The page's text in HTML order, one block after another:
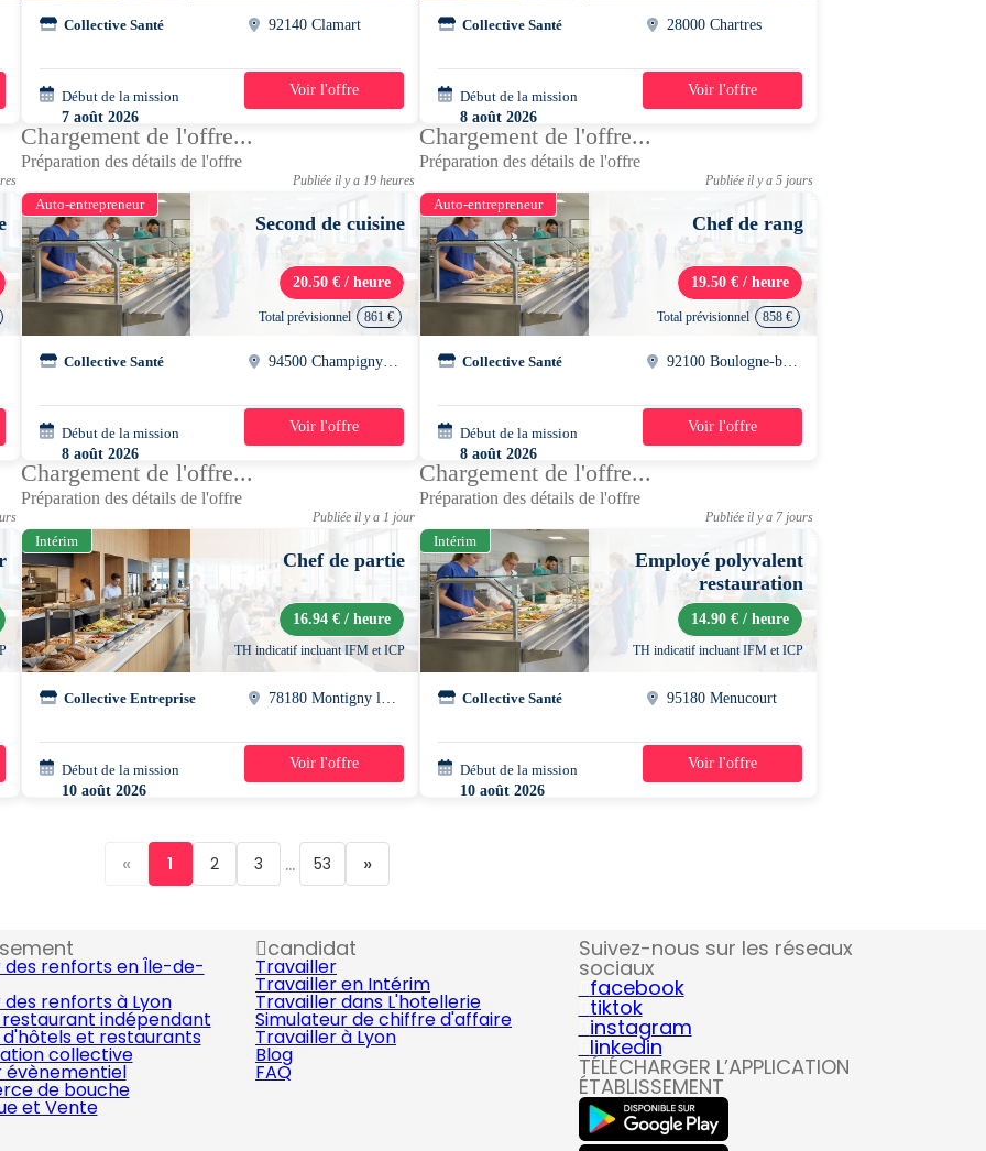
Collective Santé 92140 Clamart
Début de la mission
7 août 2026
11h00 - 20h00
1 jour
Voir l'offre
Collective Santé 28000 Chartres
Début de la mission
8 août 2026
07h00 - 14h30
2 jours
Voir l'offre
Chargement de l'offre...
Préparation des détails de l'offre
Publiée il y a 19 heures
Auto-entrepreneur
Second de cuisine
20.50 € / heure
Total prévisionnel 861 €
Collective Santé
Début de la mission
8 août 2026
07h30 - 18h00
3 semaines
Voir l'offre
Chargement de l'offre...
Préparation des détails de l'offre
Publiée il y a 5 jours
Auto-entrepreneur
Chef de rang
19.50 € / heure
Total prévisionnel 858 €
Collective Santé
Début de la mission
8 août 2026
09h30 - 15h30
1 mois
Voir l'offre
Chargement de l'offre...
Préparation des détails de l'offre
Publiée il y a 1 jour
Intérim
Chef de partie
16.94 € / heure
TH indicatif incluant IFM et ICP
Collective Entreprise
Début de la mission
10 août 2026
4 jours
Voir l'offre
Chargement de l'offre...
Préparation des détails de l'offre
Publiée il y a 7 jours
Intérim
Employé polyvalent
restauration
14.90 € / heure
TH indicatif incluant IFM et ICP
Collective Santé 95180 Menucourt
Début de la mission
10 août 2026
3 semaines
Voir l'offre
« 1 2 3 ... 53 »
des renforts en Île-de-
des renforts à Lyon
indépendant
et restaurants
collective
évènementiel
de bouche
et Vente
candidat
Travailler
Travailler en Intérim
Travailler dans L'hotellerie
Simulateur de chiffre d'affaire
Travailler à Lyon
Blog
FAQ
Suivez-nous sur les réseaux
sociaux
facebook
tiktok
instagram
linkedin
TÉLÉCHARGER L’APPLICATION
ÉTABLISSEMENT